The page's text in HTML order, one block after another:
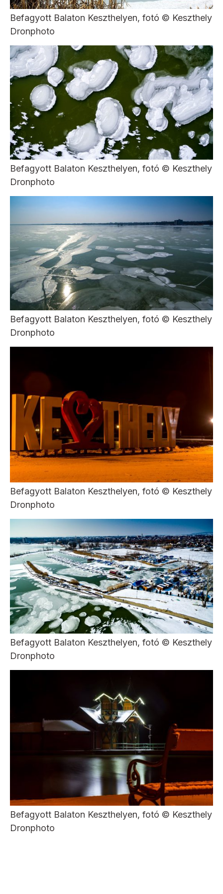
Befagyott Balaton Keszthelyen, fotó © Keszthely
Dronphoto
Befagyott Balaton Keszthelyen, fotó © Keszthely
Dronphoto
Befagyott Balaton Keszthelyen, fotó © Keszthely
Dronphoto
Befagyott Balaton Keszthelyen, fotó © Keszthely
Dronphoto
Befagyott Balaton Keszthelyen, fotó © Keszthely
Dronphoto
Befagyott Balaton Keszthelyen, fotó © Keszthely
Dronphoto